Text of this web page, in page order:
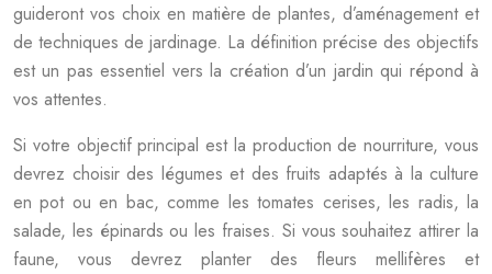
guideront vos choix en matière de plantes, d’aménagement et
de techniques de jardinage. La définition précise des objectifs
est un pas essentiel vers la création d’un jardin qui répond à
vos attentes.
Si votre objectif principal est la production de nourriture, vous
devrez choisir des légumes et des fruits adaptés à la culture
en pot ou en bac, comme les tomates cerises, les radis, la
salade, les épinards ou les fraises. Si vous souhaitez attirer la
faune, vous devrez planter des fleurs mellifères et